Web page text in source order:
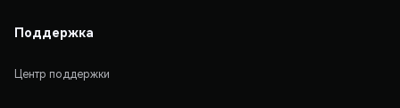
Поддержка
Центр поддержки